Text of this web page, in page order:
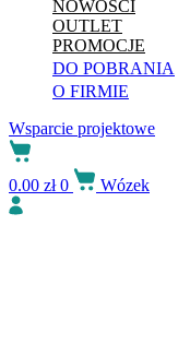
NOWOŚCI
OUTLET
PROMOCJE
DO POBRANIA
O FIRMIE
Wsparcie projektowe
0.00 zł 0 Wózek